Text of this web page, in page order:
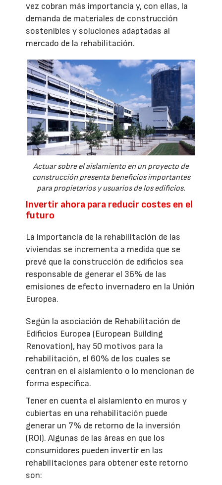
vez cobran más importancia y, con ellas, la
demanda de materiales de construcción
sostenibles y soluciones adaptadas al
mercado de la rehabilitación.
Actuar sobre el aislamiento en un proyecto de
construcción presenta beneficios importantes
para propietarios y usuarios de los edificios.
Invertir ahora para reducir costes en el
futuro
La importancia de la rehabilitación de las
viviendas se incrementa a medida que se
prevé que la construcción de edificios sea
responsable de generar el 36% de las
emisiones de efecto invernadero en la Unión
Europea.
Según la asociación de Rehabilitación de
Edificios Europea (European Building
Renovation), hay 50 motivos para la
rehabilitación, el 60% de los cuales se
centran en el aislamiento o lo mencionan de
forma específica.
Tener en cuenta el aislamiento en muros y
cubiertas en una rehabilitación puede
generar un 7% de retorno de la inversión
(ROI). Algunas de las áreas en que los
consumidores pueden invertir en las
rehabilitaciones para obtener este retorno
son: